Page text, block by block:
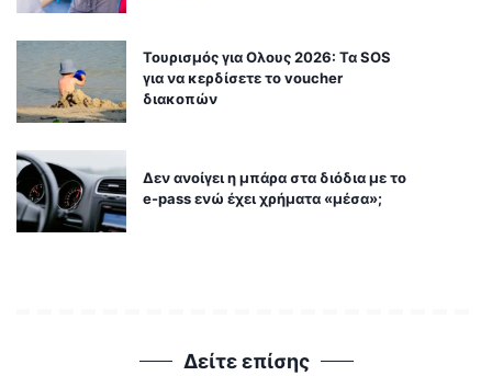
Τουρισμός για Ολους 2026: Τα SOS
για να κερδίσετε το voucher
διακοπών
Δεν ανοίγει η μπάρα στα διόδια με το
e-pass ενώ έχει χρήματα «μέσα»;
Δείτε επίσης